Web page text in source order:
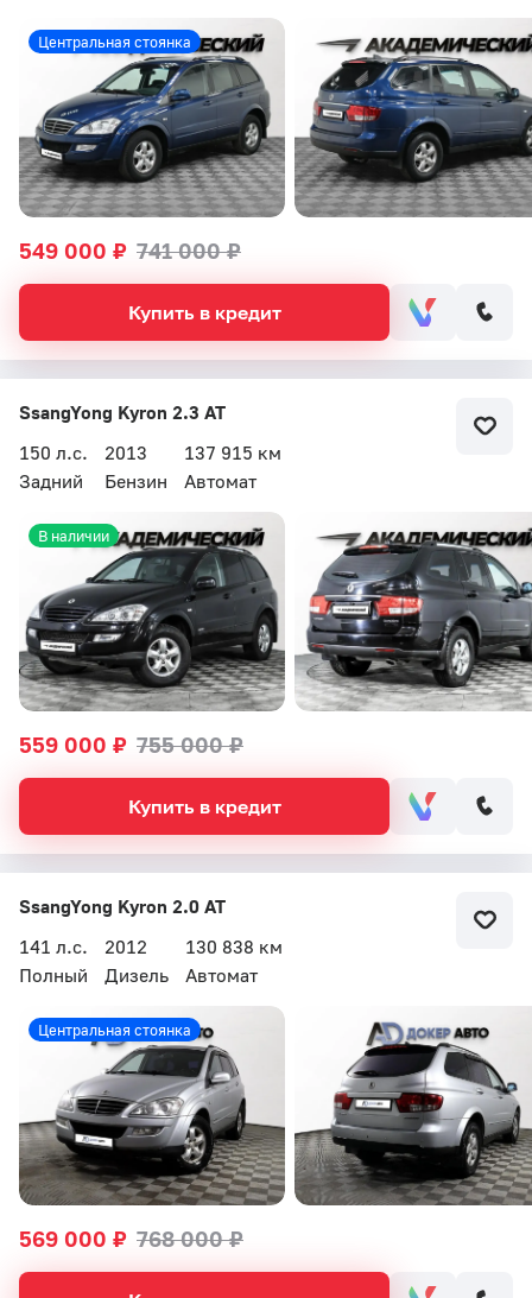
549 000 ₽ 741 000 ₽
Центральная стоянка
Купить в кредит
SsangYong Kyron 2.3 AT
150 л.с.
2013
137 915 км
Задний
Бензин Автомат
559 000 ₽ 755 000 ₽
В наличии
Купить в кредит
SsangYong Kyron 2.0 AT
141 л.с.
2012
130 838 км
Полный
Дизель Автомат
569 000 ₽ 768 000 ₽
Центральная стоянка